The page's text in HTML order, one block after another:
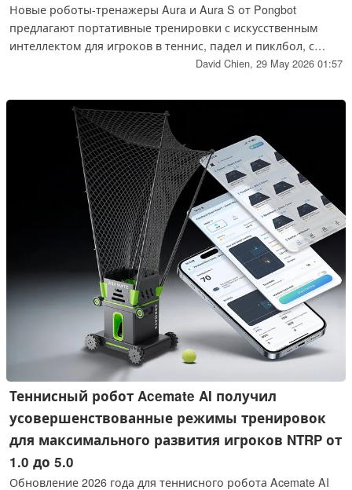
Новые роботы-тренажеры Aura и Aura S от Pongbot
предлагают портативные тренировки с искусственным
интеллектом для игроков в теннис, падел и пиклбол, с
управлением с помощью смарт-часов и возможностью
анализ ударов с помощью двойной камеры, судейство с
помощью искусственного интеллекта и дополнительную
мобильность для более реалистичных тренировок.
David Chien, 29 May 2026 01:57
Теннисный робот Acemate AI получил
усовершенствованные режимы тренировок
для максимального развития игроков NTRP от
1.0 до 5.0
Обновление 2026 года для теннисного робота Acemate AI